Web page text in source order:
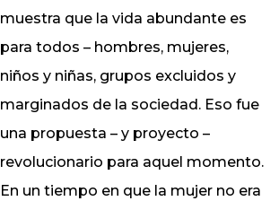
muestra que la vida abundante es
para todos – hombres, mujeres,
niños y niñas, grupos excluidos y
marginados de la sociedad. Eso fue
una propuesta – y proyecto –
revolucionario para aquel momento.
En un tiempo en que la mujer no era